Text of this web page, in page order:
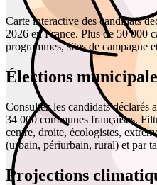
Carte interactive des candidats
2026 en France. Plus de 50 000
programmes, sites de campagne
Élections
Consultez les candidats déclarés
34 000 communes françaises.
centre, droite, écologistes,
(urbain, périurbain, rural) et par
Projections